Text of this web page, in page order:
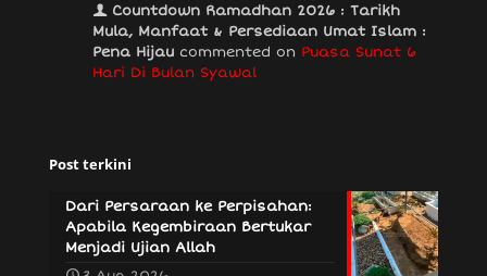
Countdown Ramadhan 2026 : Tarikh
Mula, Manfaat & Persediaan Umat Islam :
Pena Hijau commented on Puasa Sunat 6
Hari Di Bulan Syawal
Post terkini
Dari Persaraan ke Perpisahan:
Apabila Kegembiraan Bertukar
Menjadi Ujian Allah